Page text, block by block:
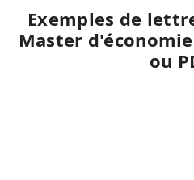
Exemples de
Master
ou